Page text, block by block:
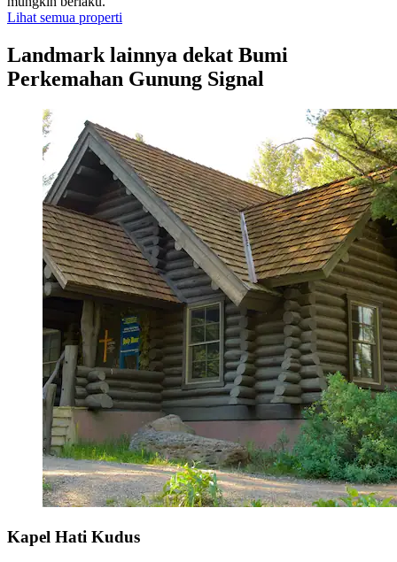
Lihat semua properti
Landmark lainnya dekat Bumi
Perkemahan Gunung Signal
Kapel Hati Kudus